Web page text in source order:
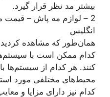
بیشتر مد نظر قرار گیرد.
2 – لوازم مه پاش –
انگلیس
همان‌طور که مشاهده
کدام ممکن است با
کنند. هر کدام از سیستم‌ها
محیط‌های مختلفی مورد
کدام نیز دارای مزایا و